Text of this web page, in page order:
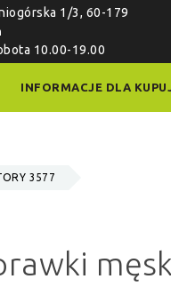
1/3, 60-179
10.00-19.00
INFORMACJE DLA
3577